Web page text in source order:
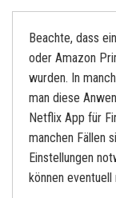
Beachte, dass
oder Amazon
wurden. In
man diese
Netflix App für
manchen Fällen
Einstellungen
können